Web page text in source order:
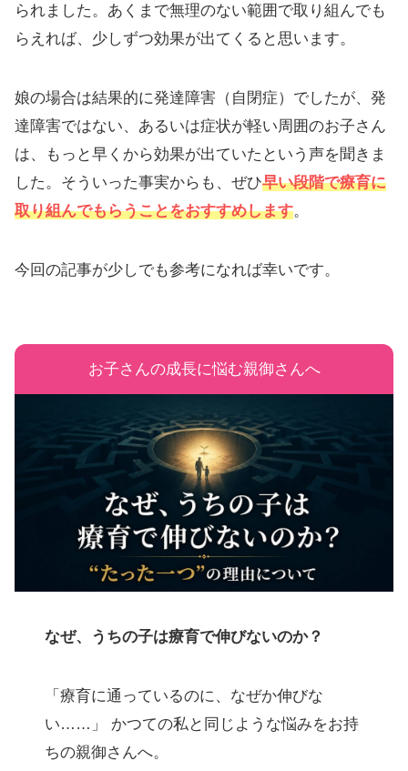
られました。あくまで無理のない範囲で取り組んでも
らえれば、少しずつ効果が出てくると思います。
娘の場合は結果的に発達障害（自閉症）でしたが、発
達障害ではない、あるいは症状が軽い周囲のお子さん
は、もっと早くから効果が出ていたという声を聞きま
した。そういった事実からも、ぜひ早い段階で療育に
取り組んでもらうことをおすすめします。
今回の記事が少しでも参考になれば幸いです。
お子さんの成長に悩む親御さんへ
なぜ、うちの子は療育で伸びないのか？
「療育に通っているのに、なぜか伸びな
い……」 かつての私と同じような悩みをお持
ちの親御さんへ。